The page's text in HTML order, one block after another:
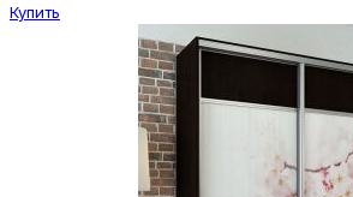
Купить